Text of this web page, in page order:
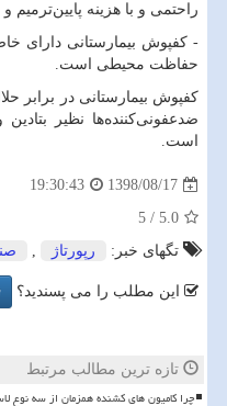
راحتمی و با هزینه پایین‌ترمیم
- کفپوش بیمارستانی دارای
حفاظت محیطی است.
کفپوش بیمارستانی در برابر
ضدعفونی‌کننده‌ها نظیر
است.
1398/08/17
19:30:43
5.0
/
5
تگهای خبر:
رپورتاژ ,
این مطلب را می پسندید؟
تازه ترین مطالب مرتبط
چرا کامیون های کشنده همزمان از سه نوع